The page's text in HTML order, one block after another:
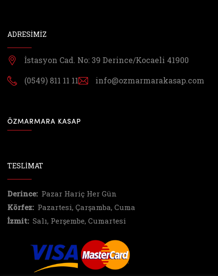
ADRESİMİZ
İstasyon Cad. No: 39 Derince/Kocaeli 41900
(0549) 811 11 11
info@ozmarmarakasap.com
ÖZMARMARA KASAP
TESLİMAT
Derince:Pazar Hariç Her Gün
Körfez:Pazartesi, Çarşamba, Cuma
İzmit: Salı, Perşembe, Cumartesi